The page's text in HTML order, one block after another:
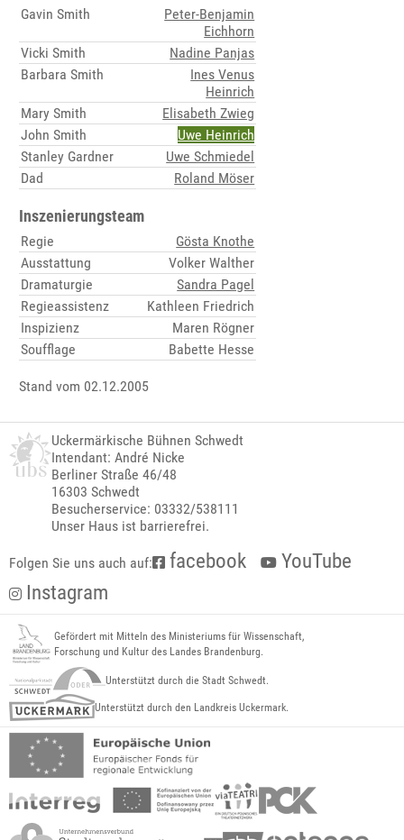
Gavin Smith
Peter-Benjamin
Eichhorn
Vicki Smith
Nadine Panjas
Barbara Smith
Ines Venus
Heinrich
Mary Smith
Elisabeth Zwieg
John Smith
Uwe Heinrich
Stanley Gardner
Uwe Schmiedel
Dad
Roland Möser
Inszenierungsteam
Regie
Gösta Knothe
Ausstattung
Volker Walther
Dramaturgie
Sandra Pagel
Regieassistenz
Kathleen Friedrich
Inspizienz
Maren Rögner
Soufflage
Babette Hesse
Stand vom 02.12.2005
Uckermärkische Bühnen Schwedt
Intendant: André Nicke
Berliner Straße 46/48
16303 Schwedt
Besucherservice: 03332/538111
Unser Haus ist barrierefrei.
Folgen Sie uns auch auf: facebook
YouTube
Instagram
Gefördert mit Mitteln des Ministeriums für Wissenschaft,
Forschung und Kultur des Landes Brandenburg.
Unterstützt durch die Stadt Schwedt.
Unterstützt durch den Landkreis Uckermark.